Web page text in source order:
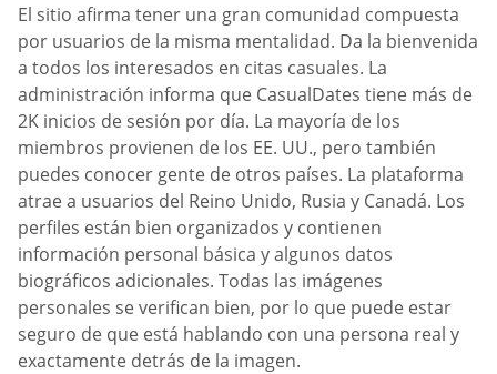
El sitio afirma tener una gran comunidad compuesta
por usuarios de la misma mentalidad. Da la bienvenida
a todos los interesados en citas casuales. La
administración informa que CasualDates tiene más de
2K inicios de sesión por día. La mayoría de los
miembros provienen de los EE. UU., pero también
puedes conocer gente de otros países. La plataforma
atrae a usuarios del Reino Unido, Rusia y Canadá. Los
perfiles están bien organizados y contienen
información personal básica y algunos datos
biográficos adicionales. Todas las imágenes
personales se verifican bien, por lo que puede estar
seguro de que está hablando con una persona real y
exactamente detrás de la imagen.